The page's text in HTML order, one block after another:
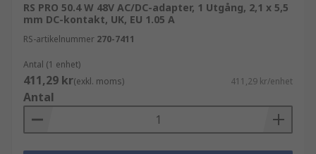
RS PRO 50.4 W 48V AC/DC-adapter, 1 Utgång, 2,1 x 5,5
mm DC-kontakt, UK, EU 1.05 A
RS-artikelnummer 270-7411
Antal (1 enhet)
411,29 kr(exkl. moms) 411,29 kr/enhet
Antal